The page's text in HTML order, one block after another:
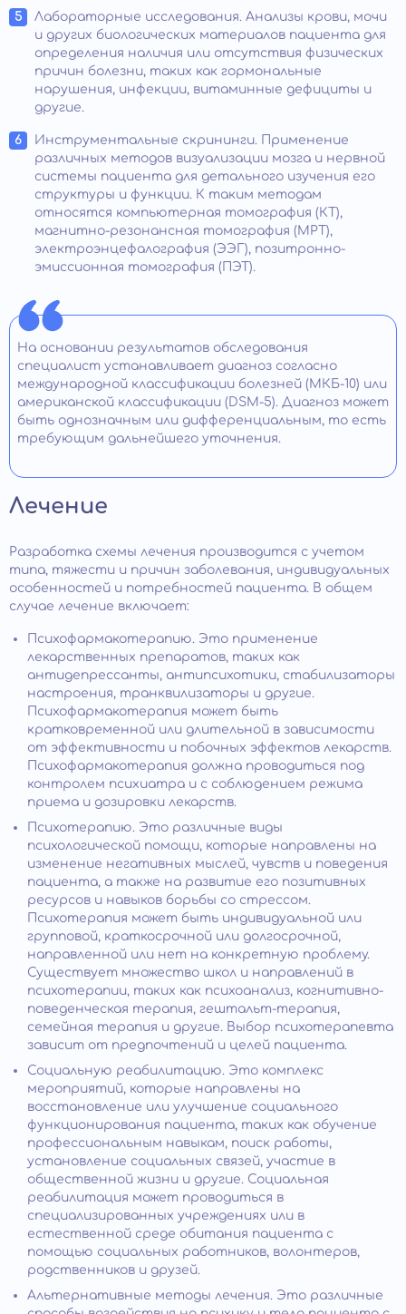
Лабораторные исследования. Анализы крови, мочи
и других биологических материалов пациента для
определения наличия или отсутствия физических
причин болезни, таких как гормональные
нарушения, инфекции, витаминные дефициты и
другие.
Инструментальные скрининги. Применение
различных методов визуализации мозга и нервной
системы пациента для детального изучения его
структуры и функции. К таким методам
относятся компьютерная томография (КТ),
магнитно-резонансная томография (МРТ),
электроэнцефалография (ЭЭГ), позитронно-
эмиссионная томография (ПЭТ).
На основании результатов обследования
специалист устанавливает диагноз согласно
международной классификации болезней (МКБ-10) или
американской классификации (DSM-5). Диагноз может
быть однозначным или дифференциальным, то есть
требующим дальнейшего уточнения.
Лечение
Разработка схемы лечения производится с учетом
типа, тяжести и причин заболевания, индивидуальных
особенностей и потребностей пациента. В общем
случае лечение включает:
Психофармакотерапию. Это применение
лекарственных препаратов, таких как
антидепрессанты, антипсихотики, стабилизаторы
настроения, транквилизаторы и другие.
Психофармакотерапия может быть
кратковременной или длительной в зависимости
от эффективности и побочных эффектов лекарств.
Психофармакотерапия должна проводиться под
контролем психиатра и с соблюдением режима
приема и дозировки лекарств.
Психотерапию. Это различные виды
психологической помощи, которые направлены на
изменение негативных мыслей, чувств и поведения
пациента, а также на развитие его позитивных
ресурсов и навыков борьбы со стрессом.
Психотерапия может быть индивидуальной или
групповой, краткосрочной или долгосрочной,
направленной или нет на конкретную проблему.
Существует множество школ и направлений в
психотерапии, таких как психоанализ, когнитивно-
поведенческая терапия, гештальт-терапия,
семейная терапия и другие. Выбор психотерапевта
зависит от предпочтений и целей пациента.
Социальную реабилитацию. Это комплекс
мероприятий, которые направлены на
восстановление или улучшение социального
функционирования пациента, таких как обучение
профессиональным навыкам, поиск работы,
установление социальных связей, участие в
общественной жизни и другие. Социальная
реабилитация может проводиться в
специализированных учреждениях или в
естественной среде обитания пациента с
помощью социальных работников, волонтеров,
родственников и друзей.
Альтернативные методы лечения. Это различные